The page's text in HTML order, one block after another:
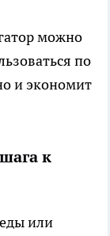
можно
по
и экономит
к
или